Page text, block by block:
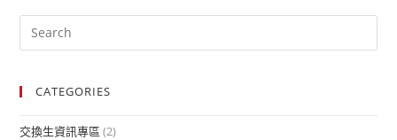
CATEGORIES
交換生資訊專區 (2)